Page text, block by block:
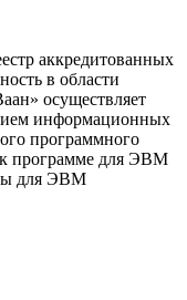
аккредитованных
в области
осуществляет
информационных
программного
к программе для ЭВМ
для ЭВМ